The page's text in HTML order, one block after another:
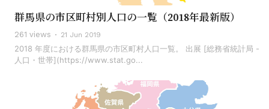
群馬県の市区町村別人口の一覧（2018年最新版）
261 views 21 Jun 2019
2018 年度における群馬県の市区町村人口一覧。 出展 [総務省統計局 -
人口・世帯](https://www.stat.go...